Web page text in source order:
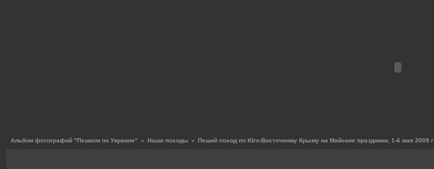
Альбом фотографий "Пешком по Украине" » Наши походы » Пеший поход по Юго-Восточному Крыму на Майские праздники, 1-6 мая 2009 г